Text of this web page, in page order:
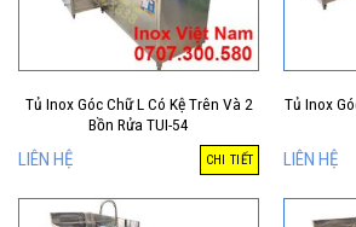
Tủ Inox Góc Chữ L Có Kệ Trên Và 2
Bồn Rửa TUI-54
LIÊN HỆ CHI TIẾT
Tủ Inox
LIÊN HỆ